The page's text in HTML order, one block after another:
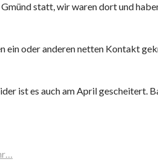
statt, wir waren dort und
ein oder anderen netten Kontakt
ist es auch am April gescheitert.